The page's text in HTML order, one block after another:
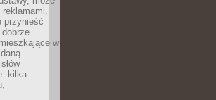
przynieść
w
kilka